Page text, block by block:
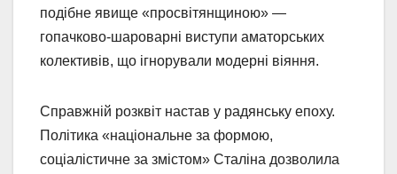
подібне явище «просвітянщиною» —
гопачково-шароварні виступи аматорських
колективів, що ігнорували модерні віяння.
Справжній розквіт настав у радянську епоху.
Політика «національне за формою,
соціалістичне за змістом» Сталіна дозволила